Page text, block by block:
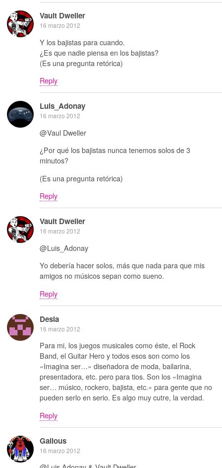
Vault Dweller
16 marzo 2012
Y los bajistas para cuando.
¿Es que nadie piensa en los bajistas?
(Es una pregunta retórica)
Reply
Luis_Adonay
16 marzo 2012
@Vaul Dweller
¿Por qué los bajistas nunca tenemos solos de 3
minutos?
(Es una pregunta retórica)
Reply
Vault Dweller
16 marzo 2012
@Luis_Adonay
Yo debería hacer solos, más que nada para que mis
amigos no músicos sepan como sueno.
Reply
Desia
16 marzo 2012
Para mi, los juegos musicales como éste, el Rock
Band, el Guitar Hero y todos esos son como los
«Imagina ser…» diseñadora de moda, bailarina,
presentadora, etc. pero para tios. Son los «Imagina
ser… músico, rockero, bajista, etc.» para gente que no
pueden serlo en serio. Es algo muy cutre, la verdad.
Reply
Galious
16 marzo 2012